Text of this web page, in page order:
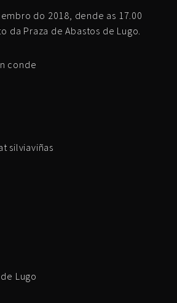
do 2018, dende as 17.00
da Praza de Abastos de Lugo.
conde
silviaviñas
Lugo